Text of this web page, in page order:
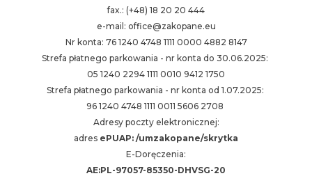
fax.: (+48) 18 20 20 444
e-mail: office@zakopane.eu
Nr konta: 76 1240 4748 1111 0000 4882 8147
Strefa płatnego parkowania - nr konta do 30.06.2025:
05 1240 2294 1111 0010 9412 1750
Strefa płatnego parkowania - nr konta od 1.07.2025:
96 1240 4748 1111 0011 5606 2708
Adresy poczty elektronicznej:
adres ePUAP: /umzakopane/skrytka
E-Doręczenia:
AE:PL-97057-85350-DHVSG-20